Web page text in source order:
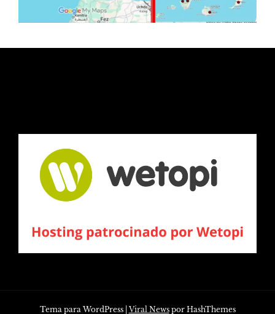
Tema para WordPress Viral Newspor HashThemes